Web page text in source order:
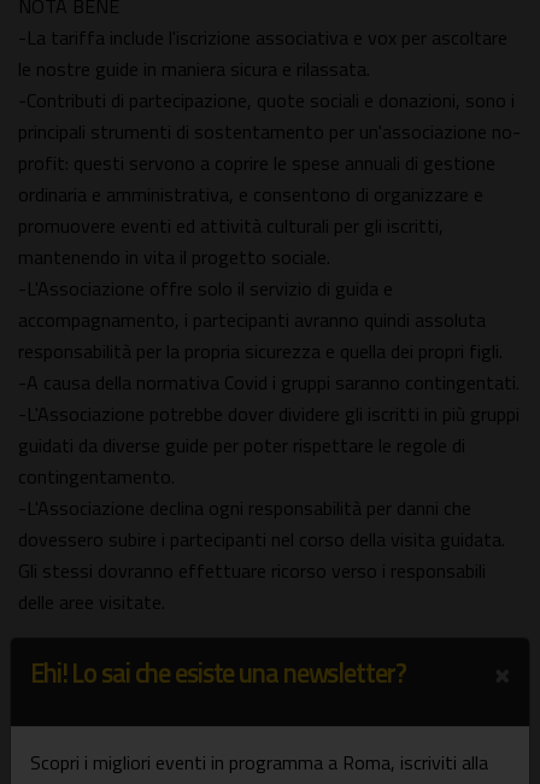
NOTA BENE
-La tariffa include l'iscrizione associativa e vox per ascoltare
le nostre guide in maniera sicura e rilassata.
-Contributi di partecipazione, quote sociali e donazioni, sono i
principali strumenti di sostentamento per un'associazione no-
profit: questi servono a coprire le spese annuali di gestione
ordinaria e amministrativa, e consentono di organizzare e
promuovere eventi ed attività culturali per gli iscritti,
mantenendo in vita il progetto sociale.
-L'Associazione offre solo il servizio di guida e
accompagnamento, i partecipanti avranno quindi assoluta
responsabilità per la propria sicurezza e quella dei propri figli.
-A causa della normativa Covid i gruppi saranno contingentati.
-L'Associazione potrebbe dover dividere gli iscritti in più gruppi
guidati da diverse guide per poter rispettare le regole di
contingentamento.
-L'Associazione declina ogni responsabilità per danni che
dovessero subire i partecipanti nel corso della visita guidata.
Gli stessi dovranno effettuare ricorso verso i responsabili
delle aree visitate.
Sconto: €1 di sconto per ciascun partecipante (bambini e
Per ottenere lo sconto dovrete specificare al momento della
prenotazione il nome del portale in cui avete letto di questa
Ehi! Lo sai che esiste una newsletter?
Scopri i migliori eventi in programma a Roma, iscriviti alla